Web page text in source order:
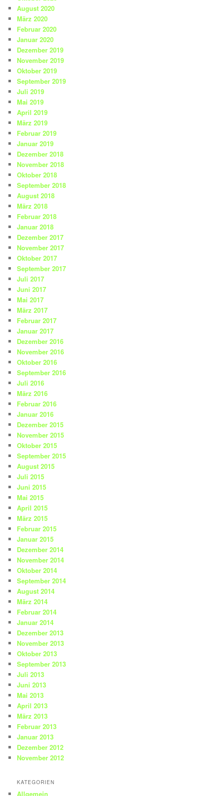
August 2020
März 2020
Februar 2020
Januar 2020
Dezember 2019
November 2019
Oktober 2019
September 2019
Juli 2019
Mai 2019
April 2019
März 2019
Februar 2019
Januar 2019
Dezember 2018
November 2018
Oktober 2018
September 2018
August 2018
März 2018
Februar 2018
Januar 2018
Dezember 2017
November 2017
Oktober 2017
September 2017
Juli 2017
Juni 2017
Mai 2017
März 2017
Februar 2017
Januar 2017
Dezember 2016
November 2016
Oktober 2016
September 2016
Juli 2016
März 2016
Februar 2016
Januar 2016
Dezember 2015
November 2015
Oktober 2015
September 2015
August 2015
Juli 2015
Juni 2015
Mai 2015
April 2015
März 2015
Februar 2015
Januar 2015
Dezember 2014
November 2014
Oktober 2014
September 2014
August 2014
März 2014
Februar 2014
Januar 2014
Dezember 2013
November 2013
Oktober 2013
September 2013
Juli 2013
Juni 2013
Mai 2013
April 2013
März 2013
Februar 2013
Januar 2013
Dezember 2012
November 2012
KATEGORIEN
Allgemein